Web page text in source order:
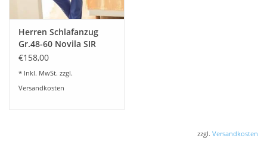
Herren Schlafanzug
Gr.48-60 Novila SIR
8090/61.105
€158,00
* Inkl. MwSt. zzgl.
Versandkosten
zzgl. Versandkosten